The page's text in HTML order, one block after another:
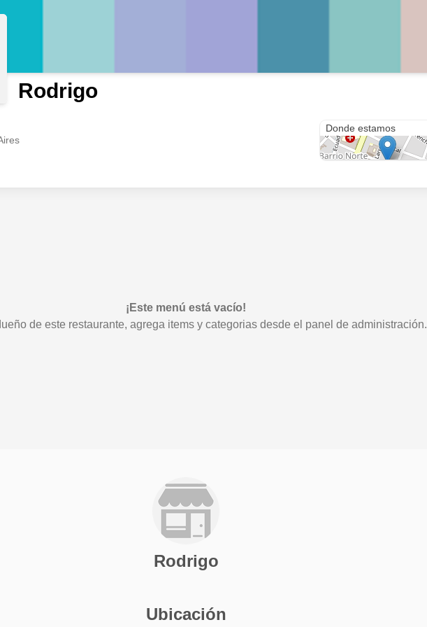
Rodrigo
Donde estamos
¡Este menú está vacío!
de este restaurante, agrega items y categorias desde el panel de administración.
Rodrigo
Ubicación